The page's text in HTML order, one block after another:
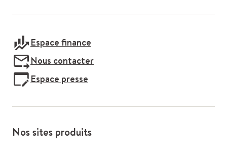
Espace finance
Nous contacter
Espace presse
Nos sites produits